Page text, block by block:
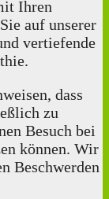
Ihren
auf unserer
vertiefende
dass
zu
Besuch bei
können. Wir
Beschwerden